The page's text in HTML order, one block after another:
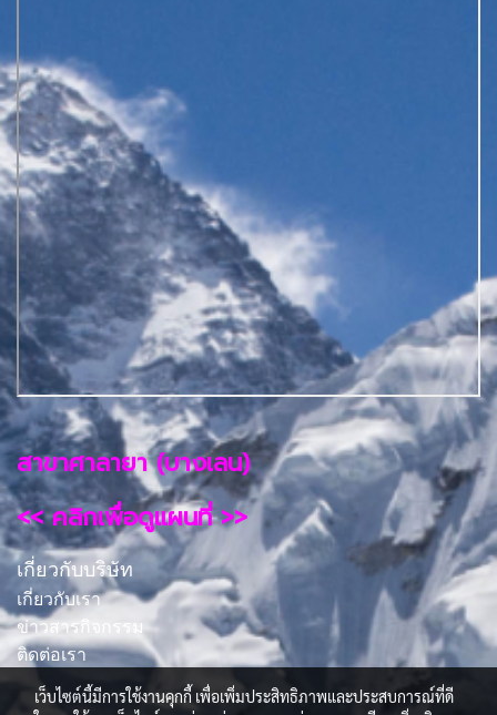
สาขาศาลายา (บางเลน)
<< คลิกเพื่อดูแผนที่ >>
เกี่ยวกับบริษัท
เกี่ยวกับเรา
ข่าวสารกิจกรรม
ติดต่อเรา
เว็บไซต์นี้มีการใช้งานคุกกี้ เพื่อเพิ่มประสิทธิภาพและประสบการณ์ที่ดี